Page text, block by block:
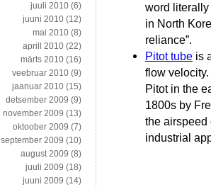
word literally
in North
reliance”.
Pitot tube is
flow
Pitot in the
1800s by
the airspeed
industrial
juuli 2010 (6)
juuni 2010 (12)
mai 2010 (8)
aprill 2010 (22)
märts 2010 (16)
veebruar 2010 (9)
jaanuar 2010 (15)
detsember 2009 (9)
november 2009 (13)
oktoober 2009 (7)
september 2009 (10)
august 2009 (8)
juuli 2009 (18)
juuni 2009 (14)